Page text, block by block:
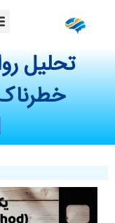
تحلیل